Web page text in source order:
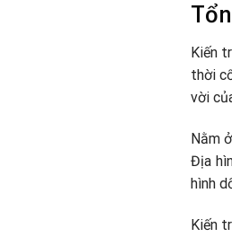
Kiến
thời
vời
Nằm
Địa
hình
Kiến